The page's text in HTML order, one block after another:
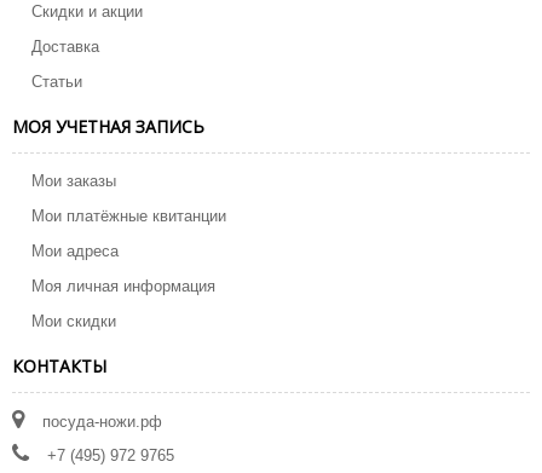
Скидки и акции
Доставка
Статьи
МОЯ УЧЕТНАЯ ЗАПИСЬ
Мои заказы
Мои платёжные квитанции
Мои адреса
Моя личная информация
Мои скидки
КОНТАКТЫ
посуда-ножи.рф
+7 (495) 972 9765